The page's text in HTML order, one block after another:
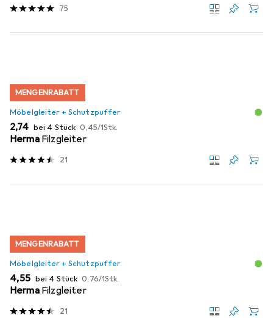
75
MENGENRABATT
Möbelgleiter + Schutzpuffer
EUR
2,74 bei 4 Stück EUR
0,45/1Stk.
Herma Filzgleiter
21
MENGENRABATT
Möbelgleiter + Schutzpuffer
EUR
4,55 bei 4 Stück EUR
0,76/1Stk.
Herma Filzgleiter
21